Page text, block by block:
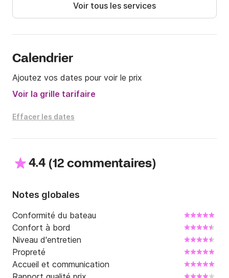
Voir tous les services
Calendrier
Ajoutez vos dates pour voir le prix
Voir la grille tarifaire
Effacer les dates
4.4 (12 commentaires)
Notes globales
Conformité du bateau
Confort à bord
Niveau d'entretien
Propreté
Accueil et communication